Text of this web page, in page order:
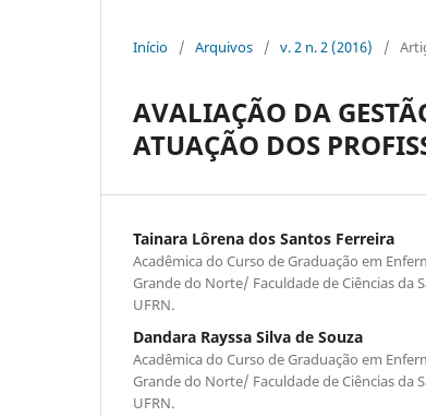
Início / Arquivos / v. 2 n. 2 (2016) /
AVALIAÇÃO DA
ATUAÇÃO DOS
Tainara Lôrena dos Santos Ferreira
Acadêmica do Curso de Graduação em
Grande do Norte/ Faculdade de Ciências da
UFRN.
Dandara Rayssa Silva de Souza
Acadêmica do Curso de Graduação em
Grande do Norte/ Faculdade de Ciências da
UFRN.